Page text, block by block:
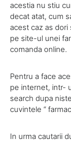
acestia nu stiu
decat atat, cum
acest caz as
pe site-ul unei
comanda online.
Pentru a face
pe internet, intr-
search dupa
cuvintele “
In urma cautarii